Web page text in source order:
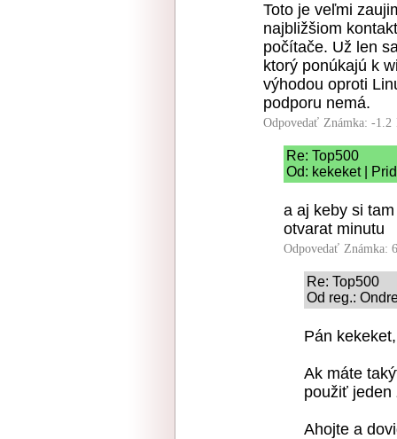
Toto je veľmi
najbližšiom
počítače. Už len
ktorý ponúkajú k
výhodou oproti
podporu nemá.
Odpovedať Známka: -1.2
Re: Top500
Od: kekeket |
a aj keby si
otvarat minutu
Odpovedať Známka:
Re: Top500
Od reg.:
Pán kekeket,
Ak máte
použiť jeden
Ahojte a